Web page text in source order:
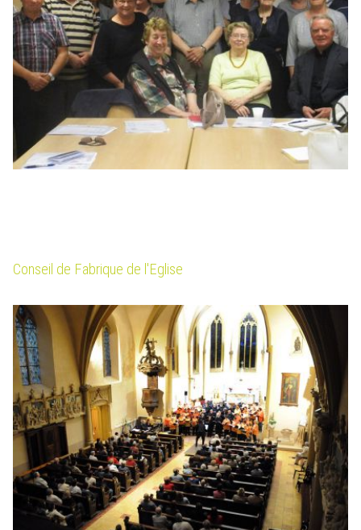
Conseil de Fabrique de l'Eglise